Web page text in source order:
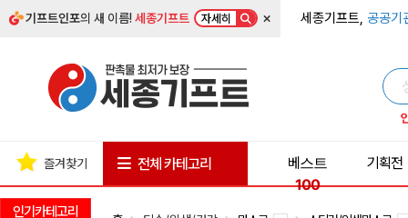
기프트인포의 새 이름!세종기프트 자세히 × 세종기프트, 공공기
인기카테고리
즐겨찾기 전체 카테고리
베스트
100
기획전